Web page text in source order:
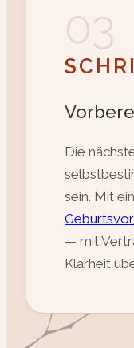
03
Die
sein. Mit
— mit
Klarheit